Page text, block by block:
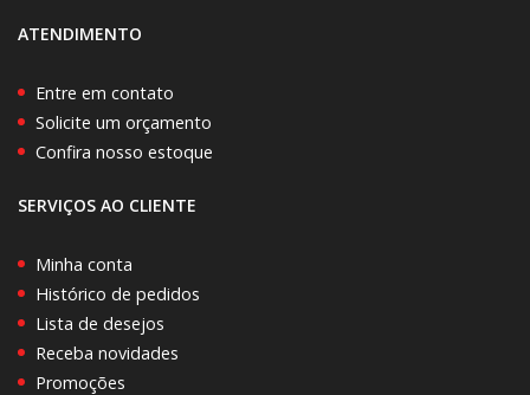
ATENDIMENTO
Entre em contato
Solicite um orçamento
Confira nosso estoque
SERVIÇOS AO CLIENTE
Minha conta
Histórico de pedidos
Lista de desejos
Receba novidades
Promoções